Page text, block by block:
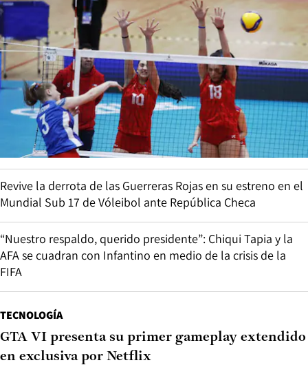
Revive la derrota de las Guerreras Rojas en su estreno en el
Mundial Sub 17 de Vóleibol ante República Checa
“Nuestro respaldo, querido presidente”: Chiqui Tapia y la
AFA se cuadran con Infantino en medio de la crisis de la
FIFA
TECNOLOGÍA
GTA VI presenta su primer gameplay extendido
en exclusiva por Netflix